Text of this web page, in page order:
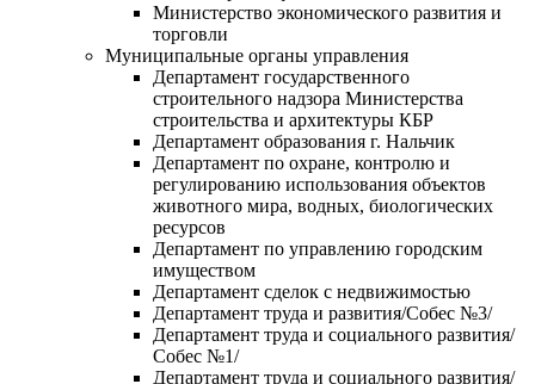
Министерство экономического развития и
торговли
Муниципальные органы управления
Департамент государственного
строительного надзора Министерства
строительства и архитектуры КБР
Департамент образования г. Нальчик
Департамент по охране, контролю и
регулированию использования объектов
животного мира, водных, биологических
ресурсов
Департамент по управлению городским
имуществом
Департамент сделок с недвижимостью
Департамент труда и развития/Собес №3/
Департамент труда и социального развития/
Собес №1/
Департамент труда и социального развития/